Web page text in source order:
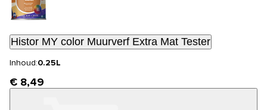
Histor MY color Muurverf Extra Mat Tester
Inhoud:0.25L
€ 8,49